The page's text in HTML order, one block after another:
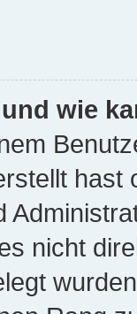
wie
nicht